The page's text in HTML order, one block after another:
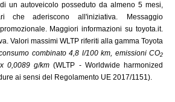
consenso, di profilazione di
a individuare le preferenze
e personalizzare annunci
"Accetto tutti " acconsenti
cliccando su "Gestisci cookie"
le tue scelte rispetto ai cookie. Per
un autoveicolo posseduto da almeno 5 mesi,
che aderiscono all'iniziativa.
Messaggio
Maggiori informazioni su toyota.it.
Valori massimi WLTP riferiti alla gamma Toyota
combinato 4,8 l/100 km, emissioni CO2
0,0089 g/km(WLTP - Worldwide harmonized
ai sensi del Regolamento UE 2017/1151).